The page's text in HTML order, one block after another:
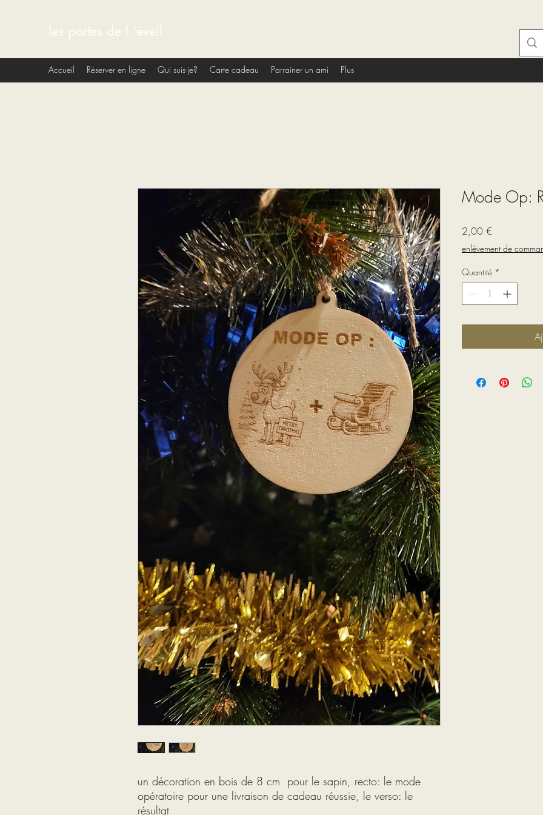
les portes de l 'éveil
Accueil Réserver en ligne Qui suis-je? Carte cadeau Parrainer un ami Plus
un décoration en bois de 8 cm pour le sapin, recto: le mode
opératoire pour une livraison de cadeau réussie, le verso: le
résultat
Mode Op:
2,00 €
enlèvement de
Quantité *